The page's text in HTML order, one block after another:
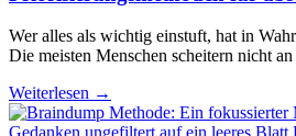
Wer alles als wichtig einstuft, hat in
Die meisten Menschen scheitern nicht
Weiterlesen →